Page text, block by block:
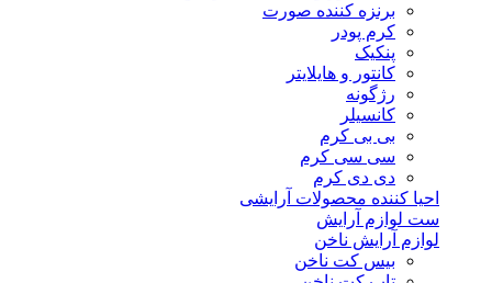
برنزه کننده صورت
کرم پودر
پنکیک
کانتور و هایلایتر
رژگونه
کانسیلر
بی بی کرم
سی سی کرم
دی دی کرم
احیا کننده محصولات آرایشی
ست لوازم آرایش
لوازم آرایش ناخن
بیس کت ناخن